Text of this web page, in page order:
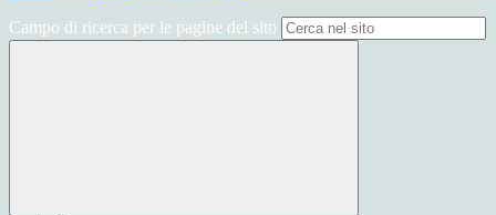
Campo di ricerca per le pagine del sito